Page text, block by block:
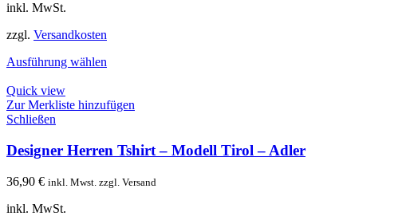
inkl. MwSt.
zzgl. Versandkosten
Ausführung wählen
Quick view
Zur Merkliste hinzufügen
Schließen
Designer Herren Tshirt – Modell Tirol – Adler
36,90 € inkl. Mwst. zzgl. Versand
inkl. MwSt.